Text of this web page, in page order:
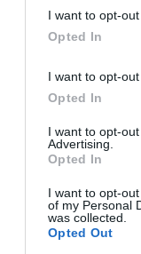
I want to opt-
Opted In
I want to opt-
Opted In
I want to opt-
Advertising.
Opted In
I want to opt-
of my Personal
was collected.
Opted Out